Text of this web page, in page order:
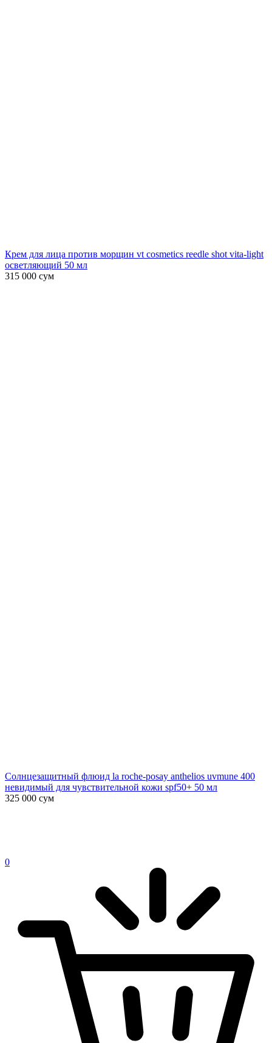
Крем для лица против морщин vt cosmetics reedle shot vita-light
осветляющий 50 мл
315 000 сум
Солнцезащитный флюид la roche-posay anthelios uvmune 400
невидимый для чувствительной кожи spf50+ 50 мл
325 000 сум
0